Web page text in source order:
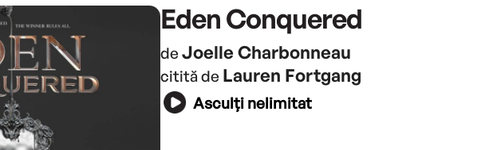
Eden Conquered
de Joelle Charbonneau
citită de Lauren Fortgang
Asculți nelimitat